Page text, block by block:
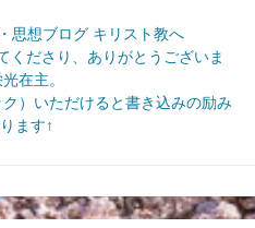
ださり、ありがとうございま
在主。
）いただけると書き込みの励み
ます↑